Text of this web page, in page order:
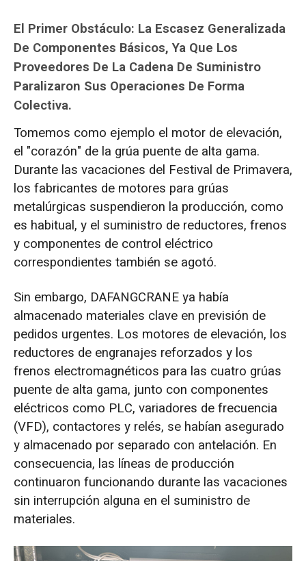
El Primer Obstáculo: La Escasez Generalizada
De Componentes Básicos, Ya Que Los
Proveedores De La Cadena De Suministro
Paralizaron Sus Operaciones De Forma
Colectiva.
Tomemos como ejemplo el motor de elevación,
el "corazón" de la grúa puente de alta gama.
Durante las vacaciones del Festival de Primavera,
los fabricantes de motores para grúas
metalúrgicas suspendieron la producción, como
es habitual, y el suministro de reductores, frenos
y componentes de control eléctrico
correspondientes también se agotó.
Sin embargo, DAFANGCRANE ya había
almacenado materiales clave en previsión de
pedidos urgentes. Los motores de elevación, los
reductores de engranajes reforzados y los
frenos electromagnéticos para las cuatro grúas
puente de alta gama, junto con componentes
eléctricos como PLC, variadores de frecuencia
(VFD), contactores y relés, se habían asegurado
y almacenado por separado con antelación. En
consecuencia, las líneas de producción
continuaron funcionando durante las vacaciones
sin interrupción alguna en el suministro de
materiales.